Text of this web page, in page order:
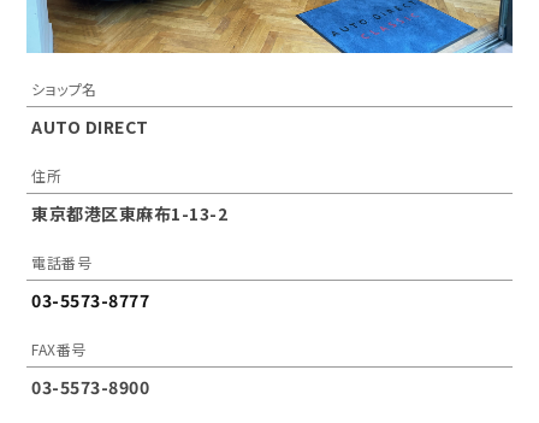
ショップ名
AUTO DIRECT
住所
東京都港区東麻布1-13-2
電話番号
03-5573-8777
FAX番号
03-5573-8900